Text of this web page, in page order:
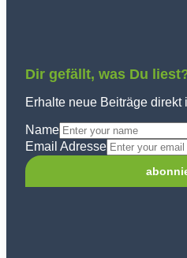
Dir gefällt, was Du
Erhalte neue Beiträge direkt
Name
Email Adresse